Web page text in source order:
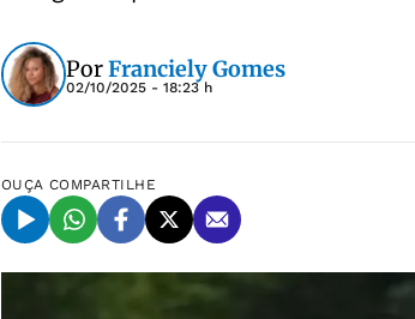
PorFranciely Gomes
02/10/2025 - 18:23 h
OUÇA COMPARTILHE